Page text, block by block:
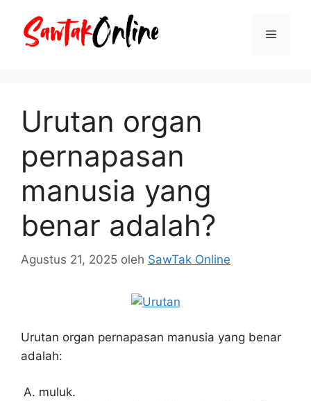
Menu
Urutan organ
pernapasan
manusia yang
benar adalah?
Agustus 21, 2025 oleh SawTak Online
Urutan organ pernapasan manusia yang benar
adalah:
muluk.